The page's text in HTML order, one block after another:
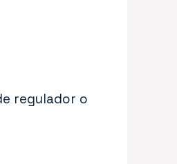
regulador o